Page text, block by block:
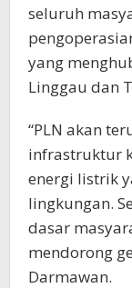
seluruh
yang
Linggau dan
“PLN akan
infrastruktur
energi listrik
lingkungan.
dasar
mendorong
Darmawan.